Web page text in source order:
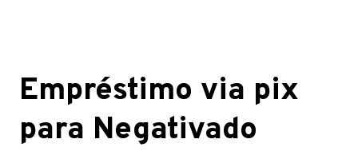
Empréstimo via pix
para Negativado